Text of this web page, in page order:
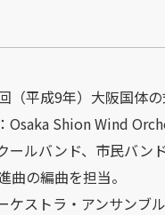
（平成9年）大阪国体
Shion Wind
ールバンド、市民バ
の編曲を担当。
ストラ・アンサンブ